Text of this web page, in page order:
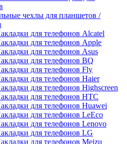
чехлы для планшетов /
для телефонов Alcatel
для телефонов Apple
для телефонов Asus
для телефонов BQ
для телефонов Fly
для телефонов Haier
для телефонов Highscreen
для телефонов HTC
для телефонов Huawei
для телефонов LeEco
для телефонов Lenovo
для телефонов LG
для телефонов Meizu